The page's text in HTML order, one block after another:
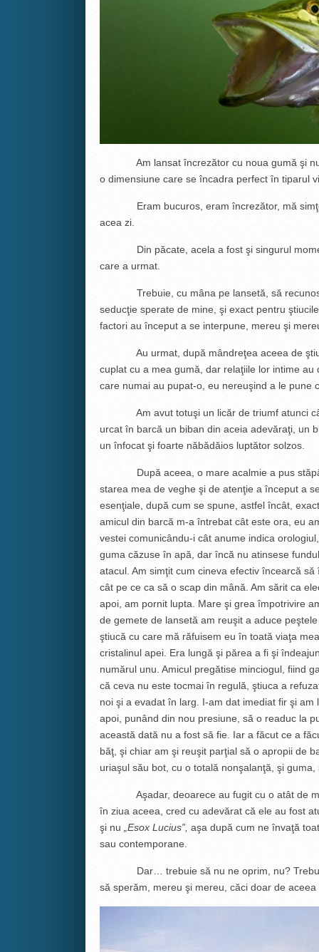
Am lansat încrezător cu noua gumă şi nu
o dimensiune care se încadra perfect în tiparul
Eram bucuros, eram încrezător, mă
acea zi.
Din păcate, acela a fost şi singurul
care a urmat.
Trebuie, cu mâna pe lansetă, să recunosc
seducţie sperate de mine, şi exact pentru
factori au început a se interpune, mereu şi
Au urmat, după mândreţea aceea de
cuplat cu a mea gumă, dar relaţiile lor intime
care numai au pupat-o, eu nereuşind a le pune
Am avut totuşi un licăr de triumf atunci
urcat în barcă un biban din aceia adevăraţi, un
un înfocat şi foarte năbădăios luptător solzos.
După aceea, o mare acalmie a pus
starea mea de veghe şi de atenţie a început a
esenţiale, după cum se spune, astfel încât,
amicul din barcă m-a întrebat cât este ora, eu
vestei comunicându-i cât anume indica
guma căzuse în apă, dar încă nu atinsese
atacul. Am simţit cum cineva efectiv încearcă
cât pe ce ca să o scap din mână. Am sărit ca
apoi, am pornit lupta. Mare şi grea împotrivire
de gemete de lansetă am reuşit a aduce
ştiucă cu care mă răfuisem eu în toată viaţa
cristalinul apei. Era lungă şi părea a fi şi
numărul unu. Amicul pregătise minciogul, fiind
că ceva nu este tocmai în regulă, ştiuca a
noi şi a evadat în larg. I-am dat imediat fir şi
apoi, punând din nou presiune, să o readuc la
această dată nu a fost să fie. Iar a făcut ce a
băţ, şi chiar am şi reuşit parţial să o apropii de
uriaşul său bot, cu o totală nonşalanţă, şi
Aşadar, deoarece au fugit cu o atât de
în ziua aceea, cred cu adevărat că ele au fost
şi nu
„Esox Lucius”, aşa după cum ne învaţă
sau contemporane.
Dar… trebuie să nu ne oprim, nu? Trebuie
să sperăm, mereu şi mereu, căci doar de